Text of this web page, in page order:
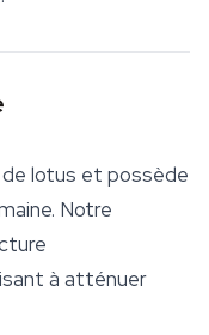
lotus et possède
Notre
à atténuer